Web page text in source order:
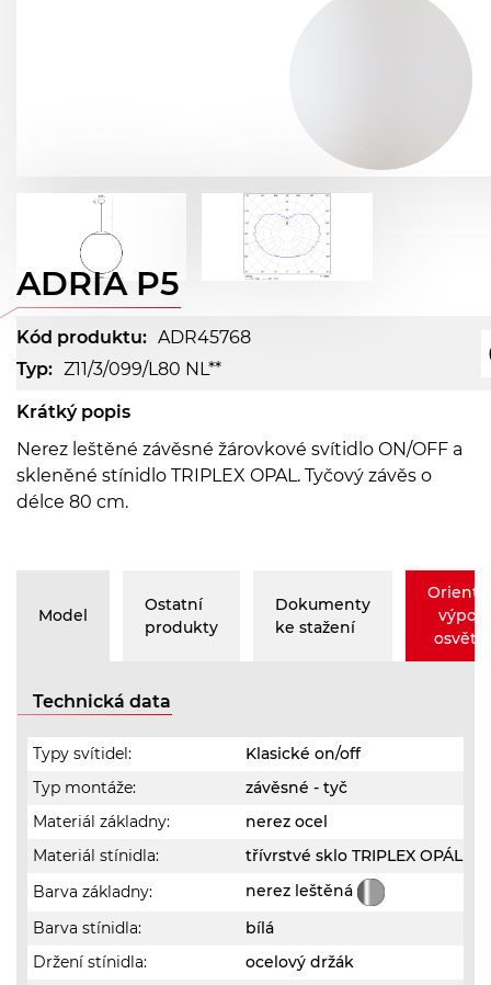
ADRIA P5
Kód produktu: ADR45768
Typ: Z11/3/099/L80 NL**
Krátký popis
Nerez leštěné závěsné žárovkové svítidlo ON/OFF a
skleněné stínidlo TRIPLEX OPAL. Tyčový závěs o
délce 80 cm.
Model
Ostatní
produkty
Dokumenty
ke stažení
Technická data
Typy svítidel:
Klasické on/off
Typ montáže:
závěsné - tyč
Materiál základny:
nerez ocel
Materiál stínidla:
třívrstvé sklo TRIPLEX OPÁL
Barva základny:
nerez leštěná
Barva stínidla:
bílá
Držení stínidla:
ocelový držák